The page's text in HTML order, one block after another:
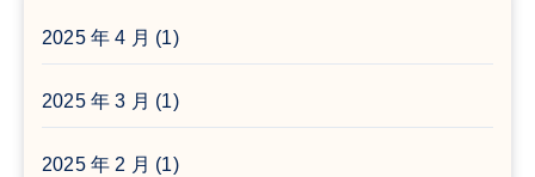
2025 年 4 月 (1)
2025 年 3 月 (1)
2025 年 2 月 (1)